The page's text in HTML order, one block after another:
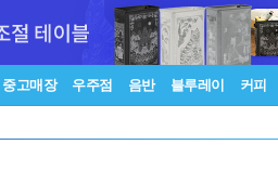
중고매장 우주점 음반 블루레이 커피